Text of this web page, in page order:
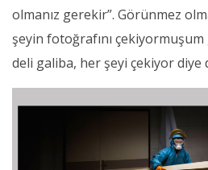
olmanız gerekir”. Görünmez
şeyin fotoğrafını çekiyormuşum
deli galiba, her şeyi çekiyor diye